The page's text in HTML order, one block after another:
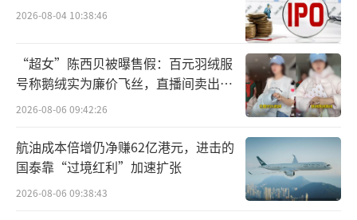
因此，前述人士认为，低迷的三年中，携
程通过垫付退票费和直播，强势巩固了与航
司、高星酒店的关系。梁建章本人亦到各国旅
游局，从高端层面推动政策开放，并借机锁紧
了供应链。当市场转入顺风时，这些落子逐渐
开始发挥作用，创造利润，这些才是携程市值
上扬的根本。
2026-08-04 10:38:46
“超女”陈西贝被曝售假：百元羽绒服
号称鹅绒实为廉价飞丝，直播间卖出超
百万元
2026-08-06 09:42:26
航油成本倍增仍净赚62亿港元，进击的
国泰靠“过境红利”加速扩张
2026-08-06 09:38:43